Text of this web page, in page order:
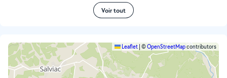
Voir tout
Leaflet ©OpenStreetMapcontributors